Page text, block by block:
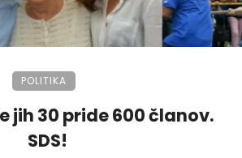
POLITIKA
jih 30 pride 600 članov.
SDS!